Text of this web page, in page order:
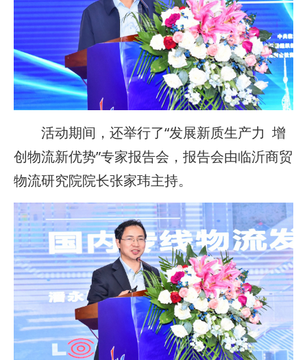
活动期间，还举行了“发展新质生产力 增
创物流新优势”专家报告会，报告会由临沂商贸
物流研究院院长张家玮主持。